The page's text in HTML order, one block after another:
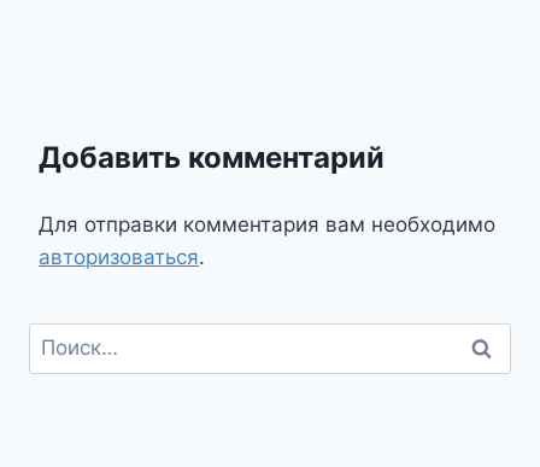
Добавить комментарий
Для отправки комментария вам необходимо
авторизоваться.
Найти: